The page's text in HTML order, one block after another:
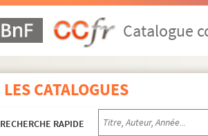
Catalogue
LES CATALOGUES
RECHERCHE RAPIDE
17e arrondissement